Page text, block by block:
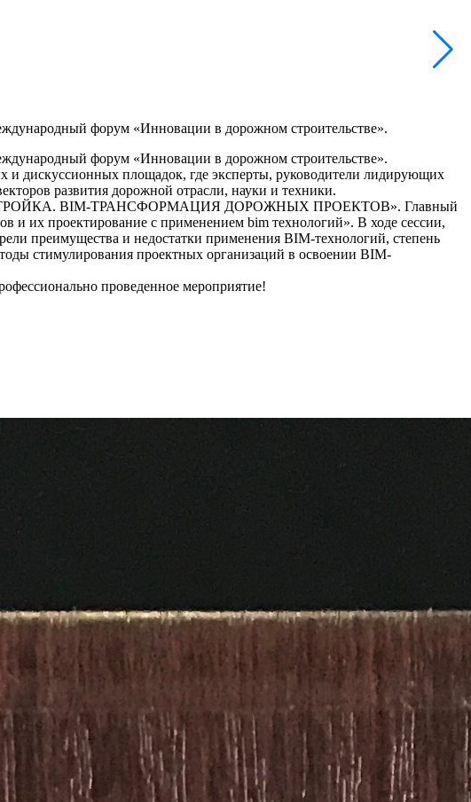
форум «Инновации в дорожном строительстве».
форум «Инновации в дорожном строительстве».
дискуссионных площадок, где эксперты, руководители лидирующих
развития дорожной отрасли, науки и техники.
СТРОЙКА. BIM-ТРАНСФОРМАЦИЯ ДОРОЖНЫХ ПРОЕКТОВ». Главный
их проектирование с применением bim технологий». В ходе сессии,
преимущества и недостатки применения BIM-технологий, степень
стимулирования проектных организаций в освоении BIM-
проведенное мероприятие!